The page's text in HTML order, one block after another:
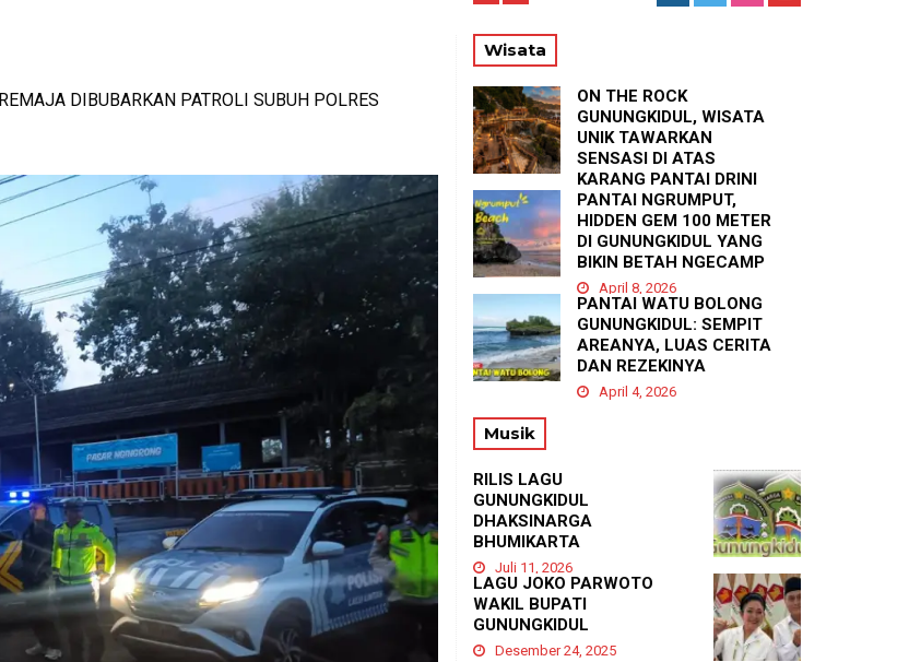
DIBUBARKAN PATROLI SUBUH POLRES
Wisata
ON THE ROCK
GUNUNGKIDUL, WISATA
UNIK TAWARKAN
SENSASI DI ATAS
KARANG PANTAI DRINI
April 23, 2026
PANTAI NGRUMPUT,
HIDDEN GEM 100 METER
DI GUNUNGKIDUL YANG
BIKIN BETAH NGECAMP
April 8, 2026
PANTAI WATU BOLONG
GUNUNGKIDUL: SEMPIT
AREANYA, LUAS CERITA
DAN REZEKINYA
April 4, 2026
Musik
RILIS LAGU
GUNUNGKIDUL
DHAKSINARGA
BHUMIKARTA
Juli 11, 2026
LAGU JOKO PARWOTO
WAKIL BUPATI
GUNUNGKIDUL
Desember 24, 2025